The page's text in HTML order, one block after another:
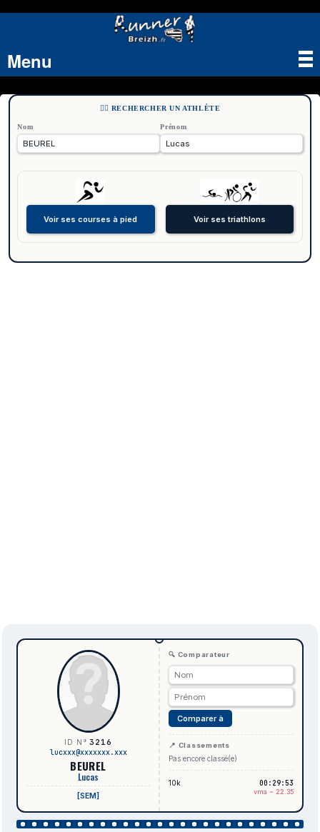
Menu
🏃‍♂️ RECHERCHER UN ATHLÈTE
Nom Prénom
ID N°3216
lucxxx@xxxxxxx.xxx
BEUREL
Lucas
[SEM]
🔍 Comparateur
Comparer à
📍 Classements
Pas encore classé(e)
10k 00:29:53
vma ~ 22.35